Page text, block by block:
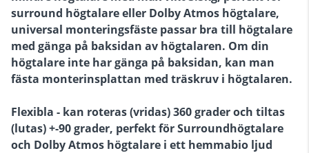
surround högtalare eller Dolby Atmos högtalare,
universal monteringsfäste passar bra till högtalare
med gänga på baksidan av högtalaren. Om din
högtalare inte har gänga på baksidan, kan man
fästa monterinsplattan med träskruv i högtalaren.
Flexibla - kan roteras (vridas) 360 grader och tiltas
(lutas) +-90 grader, perfekt för Surroundhögtalare
och Dolby Atmos högtalare i ett hemmabio ljud